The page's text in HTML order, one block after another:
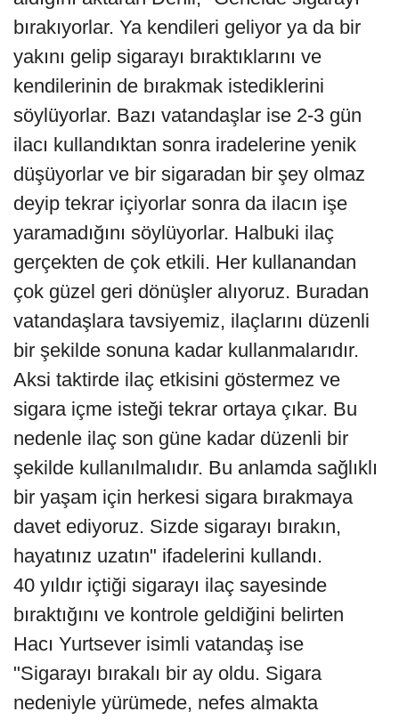
bırakıyorlar. Ya kendileri geliyor ya da bir
yakını gelip sigarayı bıraktıklarını ve
kendilerinin de bırakmak istediklerini
söylüyorlar. Bazı vatandaşlar ise 2-3 gün
ilacı kullandıktan sonra iradelerine yenik
düşüyorlar ve bir sigaradan bir şey olmaz
deyip tekrar içiyorlar sonra da ilacın işe
yaramadığını söylüyorlar. Halbuki ilaç
gerçekten de çok etkili. Her kullanandan
çok güzel geri dönüşler alıyoruz. Buradan
vatandaşlara tavsiyemiz, ilaçlarını düzenli
bir şekilde sonuna kadar kullanmalarıdır.
Aksi taktirde ilaç etkisini göstermez ve
sigara içme isteği tekrar ortaya çıkar. Bu
nedenle ilaç son güne kadar düzenli bir
şekilde kullanılmalıdır. Bu anlamda sağlıklı
bir yaşam için herkesi sigara bırakmaya
davet ediyoruz. Sizde sigarayı bırakın,
hayatınız uzatın" ifadelerini kullandı.
40 yıldır içtiği sigarayı ilaç sayesinde
bıraktığını ve kontrole geldiğini belirten
Hacı Yurtsever isimli vatandaş ise
"Sigarayı bırakalı bir ay oldu. Sigara
nedeniyle yürümede, nefes almakta